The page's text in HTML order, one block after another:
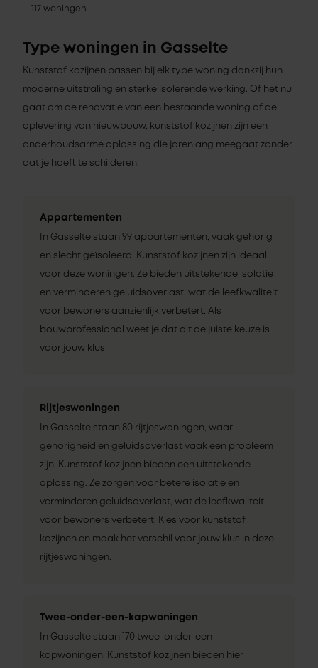
117 woningen
Type woningen in Gasselte
Kunststof kozijnen passen bij elk type woning dankzij hun
moderne uitstraling en sterke isolerende werking. Of het nu
gaat om de renovatie van een bestaande woning of de
oplevering van nieuwbouw, kunststof kozijnen zijn een
onderhoudsarme oplossing die jarenlang meegaat zonder
dat je hoeft te schilderen.
Appartementen
In Gasselte staan 99 appartementen, vaak gehorig
en slecht geïsoleerd. Kunststof kozijnen zijn ideaal
voor deze woningen. Ze bieden uitstekende isolatie
en verminderen geluidsoverlast, wat de leefkwaliteit
voor bewoners aanzienlijk verbetert. Als
bouwprofessional weet je dat dit de juiste keuze is
voor jouw klus.
Rijtjeswoningen
In Gasselte staan 80 rijtjeswoningen, waar
gehorigheid en geluidsoverlast vaak een probleem
zijn. Kunststof kozijnen bieden een uitstekende
oplossing. Ze zorgen voor betere isolatie en
verminderen geluidsoverlast, wat de leefkwaliteit
voor bewoners verbetert. Kies voor kunststof
kozijnen en maak het verschil voor jouw klus in deze
rijtjeswoningen.
Twee-onder-een-kapwoningen
In Gasselte staan 170 twee-onder-een-
kapwoningen. Kunststof kozijnen bieden hier